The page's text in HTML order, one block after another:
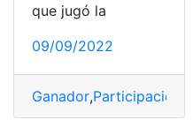
que jugó la
09/09/2022
Ganador,Participación